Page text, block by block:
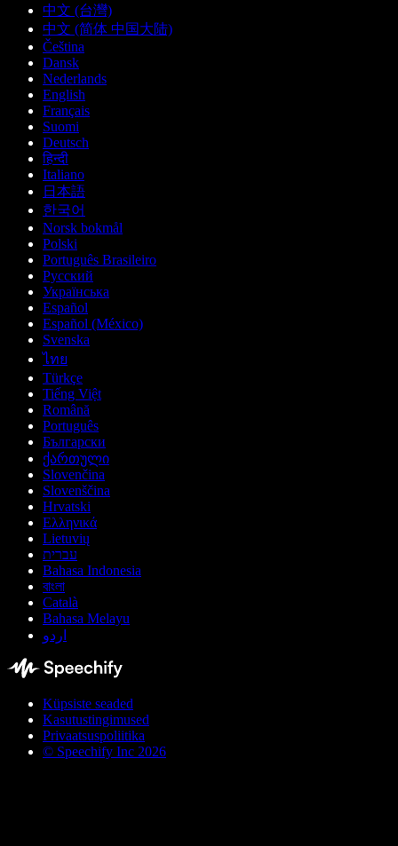
中文 (台灣)
中文 (简体 中国大陆)
Čeština
Dansk
Nederlands
English
Français
Suomi
Deutsch
हिन्दी
Italiano
日本語
한국어
Norsk bokmål
Polski
Português Brasileiro
Русский
Українська
Español
Español (México)
Svenska
ไทย
Türkçe
Tiếng Việt
Română
Português
Български
ქართული
Slovenčina
Slovenščina
Hrvatski
Ελληνικά
Lietuvių
עברית
Bahasa Indonesia
বাংলা
Català
Bahasa Melayu
اردو
Küpsiste seaded
Kasutustingimused
Privaatsuspoliitika
© Speechify Inc 2026